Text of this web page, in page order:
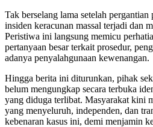
Tak berselang lama setelah
insiden keracunan massal terjadi dan
Peristiwa ini langsung memicu
pertanyaan besar terkait prosedur,
adanya penyalahgunaan kewenangan.
Hingga berita ini diturunkan, pihak
belum mengungkap secara terbuka
yang diduga terlibat. Masyarakat kini
yang menyeluruh, independen, dan
kebenaran kasus ini, demi menjamin